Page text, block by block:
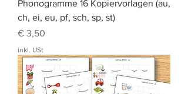
Phonogramme 16 Kopiervorlagen (au,
ch, ei, eu, pf, sch, sp, st)
Preis
€ 3,50
inkl. USt